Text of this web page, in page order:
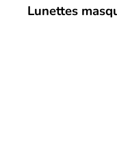
Lunettes